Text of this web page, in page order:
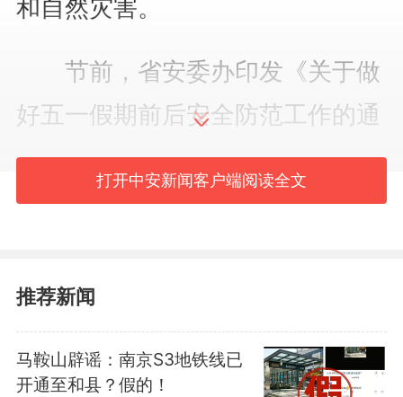
和自然灾害。
节前，省安委办印发《关于做
好五一假期前后安全防范工作的通
知》，全面部署隐患排查和风险管
控工作。节日期间，每日开展会商
领导带班制度，随机抽查市县应急
值守情况40余次，稳妥调度处置事
故舆情线索4条，多渠道滚动发布
打开中安新闻客户端阅读全文
推荐新闻
马鞍山辟谣：南京S3地铁线已
开通至和县？假的！